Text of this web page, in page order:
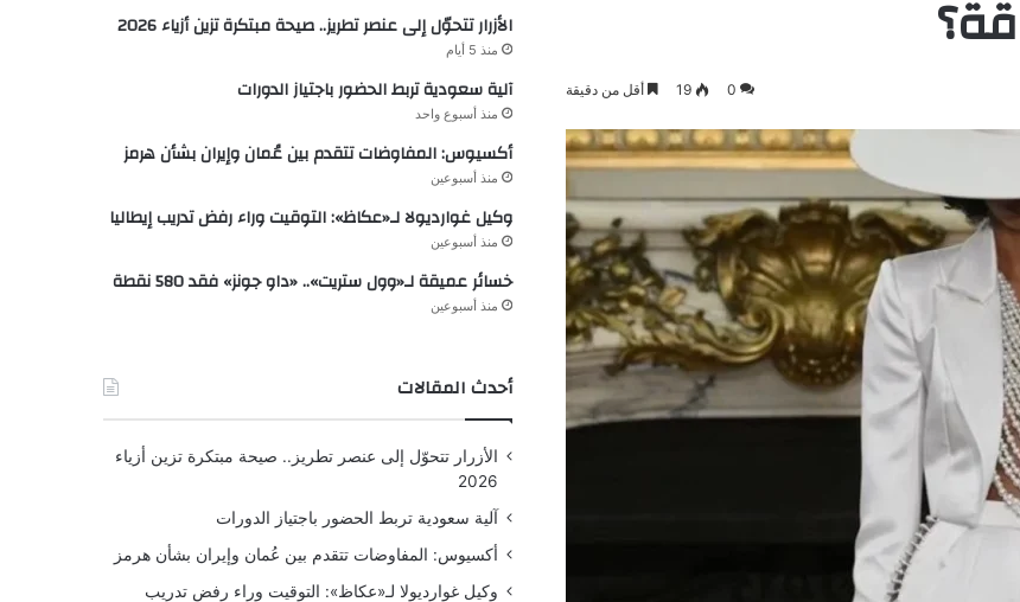
0
19 أقل من دقيقة
الأزرار تتحوّل إلى عنصر تطريز.. صيحة مبتكرة تزين أزياء 2026
منذ 5 أيام
آلية سعودية تربط الحضور باجتياز الدورات
منذ أسبوع واحد
أكسيوس: المفاوضات تتقدم بين عُمان وإيران بشأن هرمز
منذ أسبوعين
وكيل غوارديولا لـ«عكاظ»: التوقيت وراء رفض تدريب إيطاليا
منذ أسبوعين
خسائر عميقة لـ«وول ستريت».. «داو جونز» فقد 580 نقطة
منذ أسبوعين
أحدث المقالات
الأزرار تتحوّل إلى عنصر تطريز.. صيحة مبتكرة تزين أزياء
2026
آلية سعودية تربط الحضور باجتياز الدورات
أكسيوس: المفاوضات تتقدم بين عُمان وإيران بشأن هرمز
وكيل غوارديولا لـ«عكاظ»: التوقيت وراء رفض تدريب